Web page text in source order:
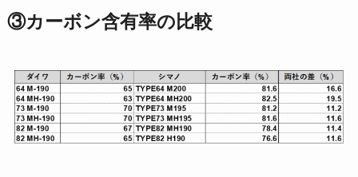
③カーボン含有率の比較